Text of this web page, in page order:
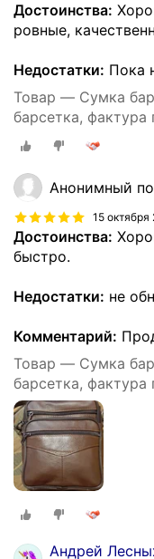
Достоинства:
ровные,
Недостатки: Пока
Товар — Сумка
барсетка, фактура
Анонимный
15 октября
Достоинства:
быстро.
Недостатки: не
Комментарий:
Товар — Сумка
барсетка, фактура
Андрей